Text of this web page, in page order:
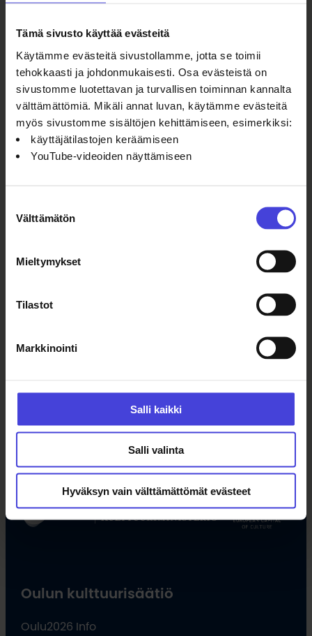
Tämä sivusto käyttää evästeitä
Käytämme evästeitä sivustollamme, jotta se toimii
tehokkaasti ja johdonmukaisesti. Osa evästeistä on
sivustomme luotettavan ja turvallisen toiminnan kannalta
välttämättömiä. Mikäli annat luvan, käytämme evästeitä
myös sivustomme sisältöjen kehittämiseen, esimerkiksi:
käyttäjätilastojen keräämiseen
YouTube-videoiden näyttämiseen
valinta
Välttämätön
Mieltymykset
Tilastot
Markkinointi
Salli kaikki
Salli valinta
Hyväksyn vain välttämättömät evästeet
Tilaa tästä!
Facebook X InstagramYouTube LinkedIn TikTok
#oulu2026 #kulttuuriilmastonmuutos
Oulun kulttuurisäätiö
Oulu2026 Info